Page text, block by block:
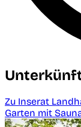
Zu Inserat
Garten mit